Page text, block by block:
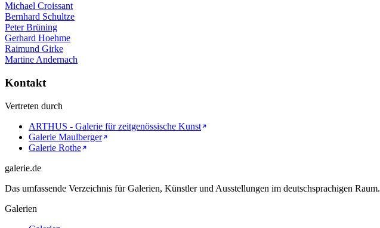
Michael Croissant
Bernhard Schultze
Peter Brüning
Gerhard Hoehme
Raimund Girke
Martine Andernach
Kontakt
Vertreten durch
ARTHUS - Galerie für zeitgenössische Kunst
Galerie Maulberger
Galerie Rothe
galerie.de
Das umfassende Verzeichnis für Galerien, Künstler und Ausstellungen im deutschsprachigen Raum.
Galerien